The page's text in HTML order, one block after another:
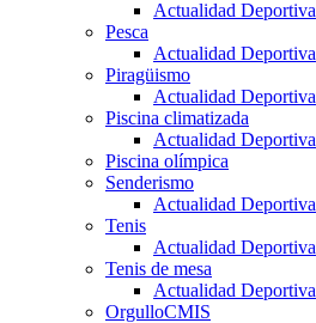
Actualidad Deportiva
Pesca
Actualidad Deportiva
Piragüismo
Actualidad Deportiva
Piscina climatizada
Actualidad Deportiva
Piscina olímpica
Senderismo
Actualidad Deportiva
Tenis
Actualidad Deportiva
Tenis de mesa
Actualidad Deportiva
OrgulloCMIS